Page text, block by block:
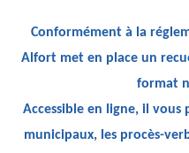
Conformément à la
Alfort met en place un
format
Accessible en ligne, il
municipaux, les procès-